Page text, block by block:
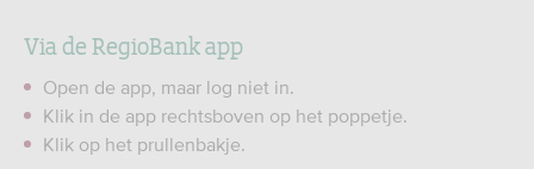
Via de RegioBank app
Open de app, maar log niet in.
Klik in de app rechtsboven op het poppetje.
Klik op het prullenbakje.